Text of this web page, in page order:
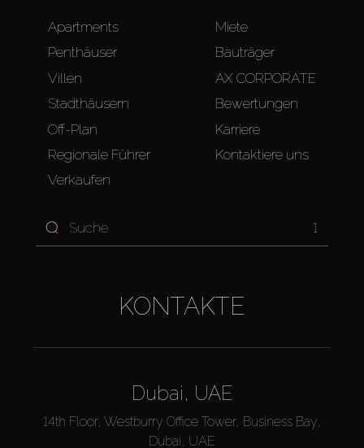
Apartments
Penthäuser
Villen
Stadthäusern
Off-Plan
Regionale Führer
Verkaufen
Miete
Bauträger
AX CORPORATE
Bewertungen
Karriere
Kontaktiere uns
1
KONTAKTE
Dubai, UAE
14th Floor, Westburry Office Tower, Business Bay,
Dubai, UAE